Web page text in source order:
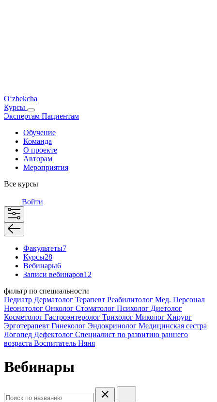
O‘zbekcha
Курсы
Экспертам Пациентам
Обучение
Команда
О проекте
Авторам
Мероприятия
Все курсы
Войти
Факультеты7
Курсы28
Вебинары6
Записи вебинаров12
фильтр по специальности
Педиатр Дерматолог Терапевт Реабилитолог Мед. Персонал
Неонатолог Онколог Стоматолог Психолог Диетолог
Косметолог Гастроэнтеролог Трихолог Миколог Хирург
Эрготерапевт Гинеколог Эндокринолог Медицинская сестра
Логопед Дефектолог Специалист по развитию раннего
возраста Воспитатель Няня
Вебинары